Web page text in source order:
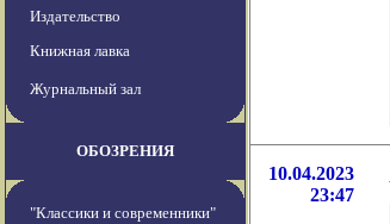
Издательство
Книжная лавка
Журнальный зал
ОБОЗРЕНИЯ
"Классики и современники"
10.04.2023
23:47